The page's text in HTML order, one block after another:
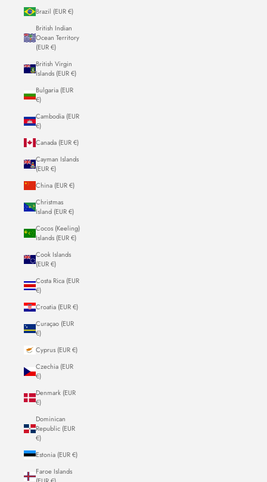
Brazil (EUR €)
British Indian
Ocean Territory
(EUR €)
British Virgin
Islands (EUR €)
Bulgaria (EUR
€)
Cambodia (EUR
€)
Canada (EUR €)
Cayman Islands
(EUR €)
China (EUR €)
Christmas
Island (EUR €)
Cocos (Keeling)
Islands (EUR €)
Cook Islands
(EUR €)
Costa Rica (EUR
€)
Croatia (EUR €)
Curaçao (EUR
€)
Cyprus (EUR €)
Czechia (EUR
€)
Denmark (EUR
€)
Dominican
Republic (EUR
€)
Estonia (EUR €)
Faroe Islands